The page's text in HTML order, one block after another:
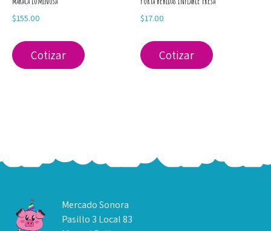
$155.00
Cotizar
$17.00
Cotizar
Mercado Sonora
Pasillo 3 Local 83